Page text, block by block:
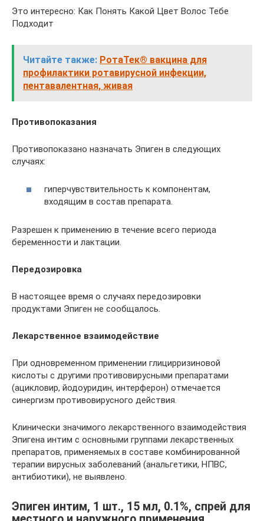
Это интересно: Как Понять Какой Цвет Волос Тебе
Подходит
Читайте также: РотаТек® вакцина для
профилактики ротавирусной инфекции,
пентавалентная, живая
Противопоказания
Противопоказано назначать Эпиген в следующих
случаях:
гиперчувствительность к компонентам,
входящим в состав препарата.
Разрешен к применению в течение всего периода
беременности и лактации.
Передозировка
В настоящее время о случаях передозировки
продуктами Эпиген не сообщалось.
Лекарственное взаимодействие
При одновременном применении глицирризиновой
кислоты с другими противовирусными препаратами
(ацикловир, йодоуридин, интерферон) отмечается
синергизм противовирусного действия.
Клинически значимого лекарственного взаимодействия
Эпигена интим с основными группами лекарственных
препаратов, применяемых в составе комбинированной
терапии вирусных заболеваний (анальгетики, НПВС,
антибиотики), не выявлено.
Эпиген интим, 1 шт., 15 мл, 0.1%, спрей для